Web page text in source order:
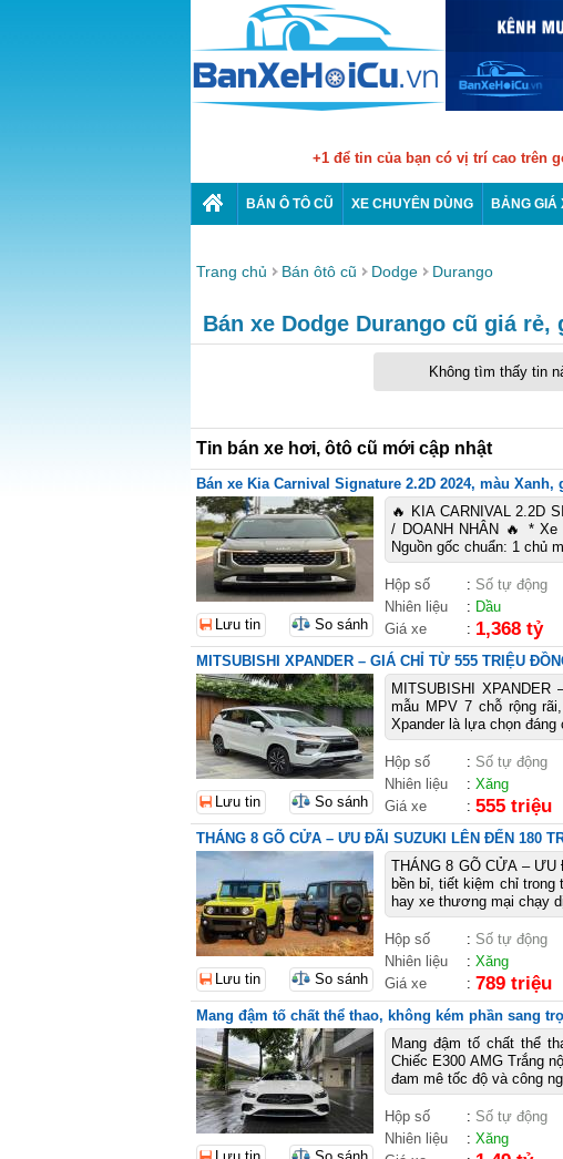
+1 để tin của bạn có vị trí cao trên
BÁN Ô TÔ CŨ XE CHUYÊN DÙNG BẢNG GIÁ
Trang chủ Bán ôtô cũ Dodge Durango
Bán xe Dodge Durango cũ giá
Không tìm thấy tin
Tin bán xe hơi, ôtô cũ mới cập nhật
Bán xe Kia Carnival Signature 2.2D 2024, màu Xanh,
🔥 KIA CARNIVAL 2.2D
/ DOANH NHÂN 🔥 *
Nguồn gốc chuẩn: 1 chủ
Hộp số : Số tự động
Nhiên liệu
: Dầu
Giá xe
: 1,368 tỷ
Lưu tin So sánh
MITSUBISHI XPANDER – GIÁ CHỈ TỪ 555 TRIỆU
MITSUBISHI
mẫu MPV 7 chỗ rộng
Xpander là lựa chọn
Hộp số : Số tự động
Nhiên liệu
: Xăng
Giá xe
: 555 triệu
Lưu tin So sánh
THÁNG 8 GÕ CỬA – ƯU ĐÃI SUZUKI LÊN ĐẾN 180
THÁNG 8 GÕ CỬA –
bền bỉ, tiết kiệm chỉ
hay xe thương mại chạy
Hộp số : Số tự động
Nhiên liệu
: Xăng
Giá xe
: 789 triệu
Lưu tin So sánh
Mang đậm tố chất thể thao, không kém phần sang
Mang đậm tố chất thể
Chiếc E300 AMG Trắng
đam mê tốc độ và công
Hộp số : Số tự động
Nhiên liệu
: Xăng